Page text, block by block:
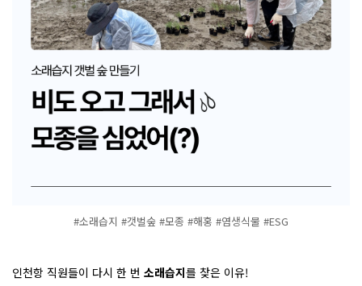
#소래습지 #갯벌숲 #모종 #해홍 #염생식물 #ESG
인천항 직원들이 다시 한 번 소래습지를 찾은 이유!